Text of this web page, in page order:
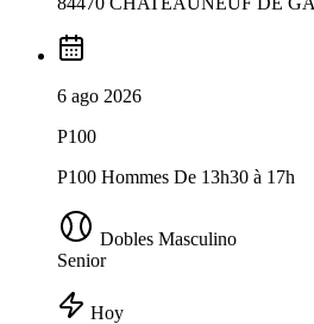
6 ago 2026
P100
P100 Hommes De 13h30 à 17h
Dobles Masculino
Senior
Hoy